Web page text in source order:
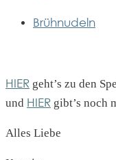
Brühnudeln
HIER geht’s zu den
und HIER gibt’s noch
Alles Liebe